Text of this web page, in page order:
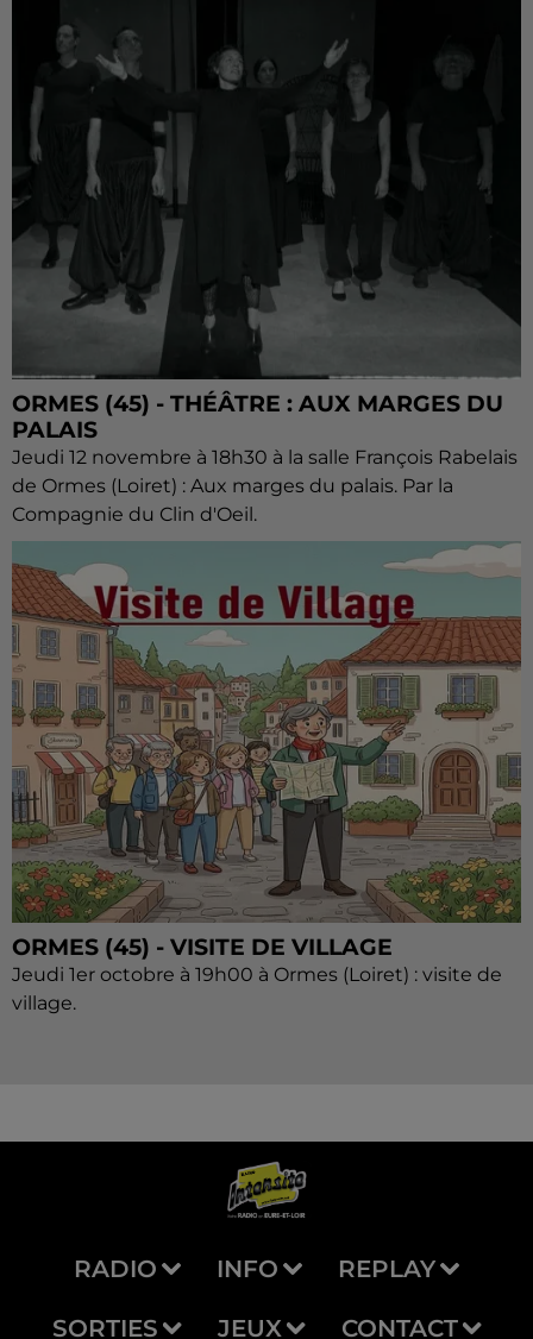
ORMES (45) - THÉÂTRE : AUX MARGES DU
PALAIS
Jeudi 12 novembre à 18h30 à la salle François Rabelais
de Ormes (Loiret) : Aux marges du palais. Par la
Compagnie du Clin d'Oeil.
ORMES (45) - VISITE DE VILLAGE
Jeudi 1er octobre à 19h00 à Ormes (Loiret) : visite de
village.
RADIO INFO REPLAY
SORTIES JEUX CONTACT